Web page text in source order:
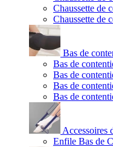
Chaussette de
Chaussette de
Bas de
Bas de
Bas de
Bas de
Bas de
Accessoires
Enfile Bas de